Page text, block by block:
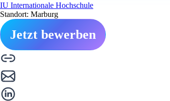
IU Internationale Hochschule
Standort: Marburg
Jetzt bewerben